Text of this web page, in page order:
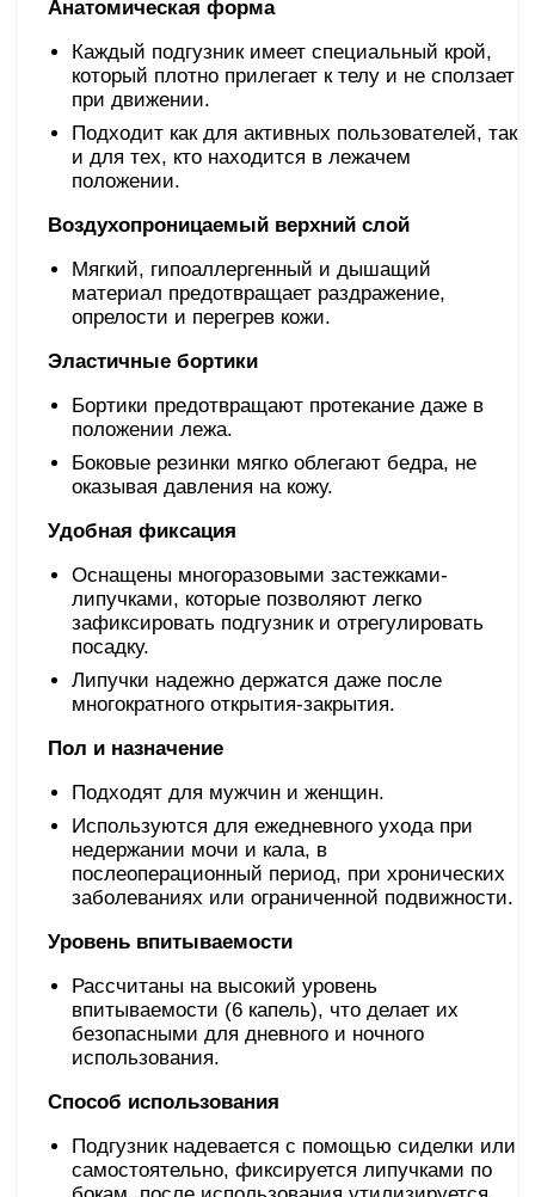
Анатомическая форма
Каждый подгузник имеет специальный крой,
который плотно прилегает к телу и не сползает
при движении.
Подходит как для активных пользователей, так
и для тех, кто находится в лежачем
положении.
Воздухопроницаемый верхний слой
Мягкий, гипоаллергенный и дышащий
материал предотвращает раздражение,
опрелости и перегрев кожи.
Эластичные бортики
Бортики предотвращают протекание даже в
положении лежа.
Боковые резинки мягко облегают бедра, не
оказывая давления на кожу.
Удобная фиксация
Оснащены многоразовыми застежками-
липучками, которые позволяют легко
зафиксировать подгузник и отрегулировать
посадку.
Липучки надежно держатся даже после
многократного открытия-закрытия.
Пол и назначение
Подходят для мужчин и женщин.
Используются для ежедневного ухода при
недержании мочи и кала, в
послеоперационный период, при хронических
заболеваниях или ограниченной подвижности.
Уровень впитываемости
Рассчитаны на высокий уровень
впитываемости (6 капель), что делает их
безопасными для дневного и ночного
использования.
Способ использования
Подгузник надевается с помощью сиделки или
самостоятельно, фиксируется липучками по